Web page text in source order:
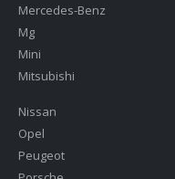
Mercedes-Benz
Mg
Mini
Mitsubishi
Nissan
Opel
Peugeot